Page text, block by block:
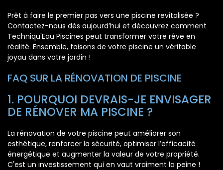
Prêt à faire le premier pas vers une piscine revitalisée ?
Contactez-nous dès aujourd’hui et découvrez comment
Techniqu'Eau Piscines peut transformer votre rêve en
réalité. Ensemble, faisons de votre piscine un véritable
joyau dans votre jardin !
FAQ SUR LA RÉNOVATION DE PISCINE
1. POURQUOI DEVRAIS-JE ENVISAGER
DE RÉNOVER MA PISCINE ?
La rénovation de votre piscine peut améliorer son
esthétique, renforcer la sécurité, optimiser l’efficacité
énergétique et augmenter la valeur de votre propriété.
C'est un investissement qui en vaut vraiment la peine !